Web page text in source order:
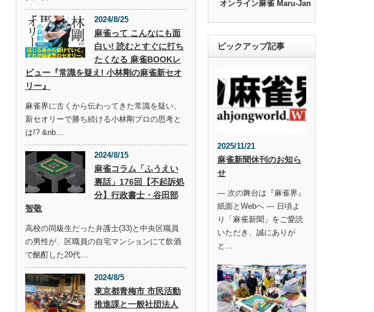
2024/8/25
麻雀って こんなにも面
白い! 読むとすぐに打ち
たくなる 麻雀BOOKレ
ビュー『常識を疑え! 小林剛の麻雀新セオ
リー』
麻雀界に古くから伝わってきた常識を疑い、
新セオリーで勝ち続ける小林剛プロの思考と
は!? &nb…
2024/8/15
麻雀コラム「ふうえい
裏話」176回【不起訴処
分】行政書士・谷田部
智敬
高校の同級生だった弁護士(33)と中央区職員
の男性が、区職員の自宅マンションにて飲酒
で酩酊した20代…
2024/8/5
東京都青梅市 市民活動
推進課と一般社団法人
オンライン麻雀 Maru-Jan
ピックアップ記事
2025/11/21
麻雀新聞休刊のお知ら
せ
― 次の舞台は『麻雀界』
紙面とWebへ ― 日頃よ
り「麻雀新聞」をご愛読
いただき、誠にありが
と…